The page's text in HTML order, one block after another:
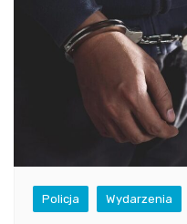
Policja Wydarzenia